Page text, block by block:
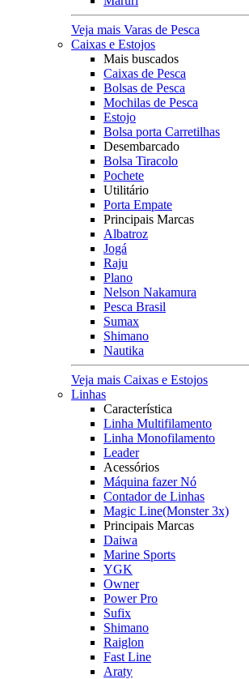
Veja mais Varas de Pesca
Caixas e Estojos
Mais buscados
Caixas de Pesca
Bolsas de Pesca
Mochilas de Pesca
Estojo
Bolsa porta Carretilhas
Desembarcado
Bolsa Tiracolo
Pochete
Utilitário
Porta Empate
Principais Marcas
Albatroz
Jogá
Raju
Plano
Nelson Nakamura
Pesca Brasil
Sumax
Shimano
Nautika
Veja mais Caixas e Estojos
Linhas
Característica
Linha Multifilamento
Linha Monofilamento
Leader
Acessórios
Máquina fazer Nó
Contador de Linhas
Magic Line(Monster 3x)
Principais Marcas
Daiwa
Marine Sports
YGK
Owner
Power Pro
Sufix
Shimano
Raiglon
Fast Line
Araty